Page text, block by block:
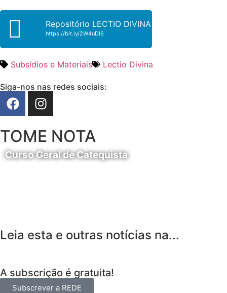
Repositório LECTIO DIVINA
https://bit.ly/2W4uDI6
Subsídios e Materiais Lectio Divina
Siga-nos nas redes sociais:
TOME NOTA
Curso Geral de Catequista
Leia esta e outras notícias na...
A subscrição é gratuita!
Subscrever a REDE